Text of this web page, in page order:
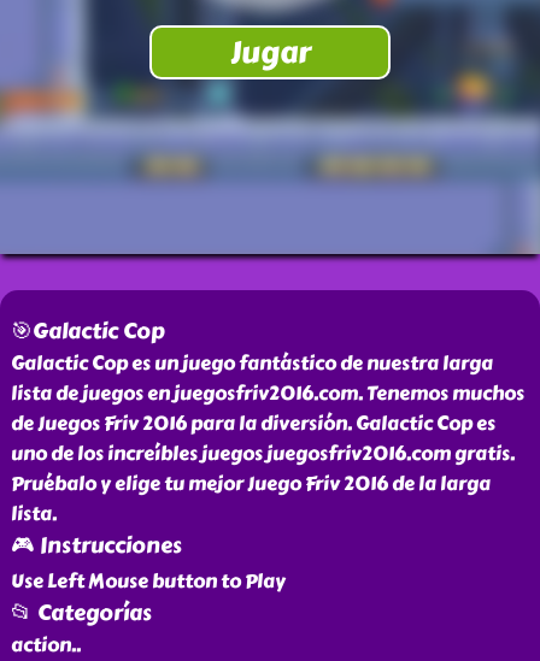
🎯Galactic Cop
Galactic Cop es un juego fantástico de nuestra larga
lista de juegos en juegosfriv2016.com. Tenemos muchos
de Juegos Friv 2016 para la diversión. Galactic Cop es
uno de los increíbles juegos juegosfriv2016.com gratis.
Pruébalo y elige tu mejor Juego Friv 2016 de la larga
lista.
🎮 Instrucciones
Use Left Mouse button to Play
📂 Categorías
action..